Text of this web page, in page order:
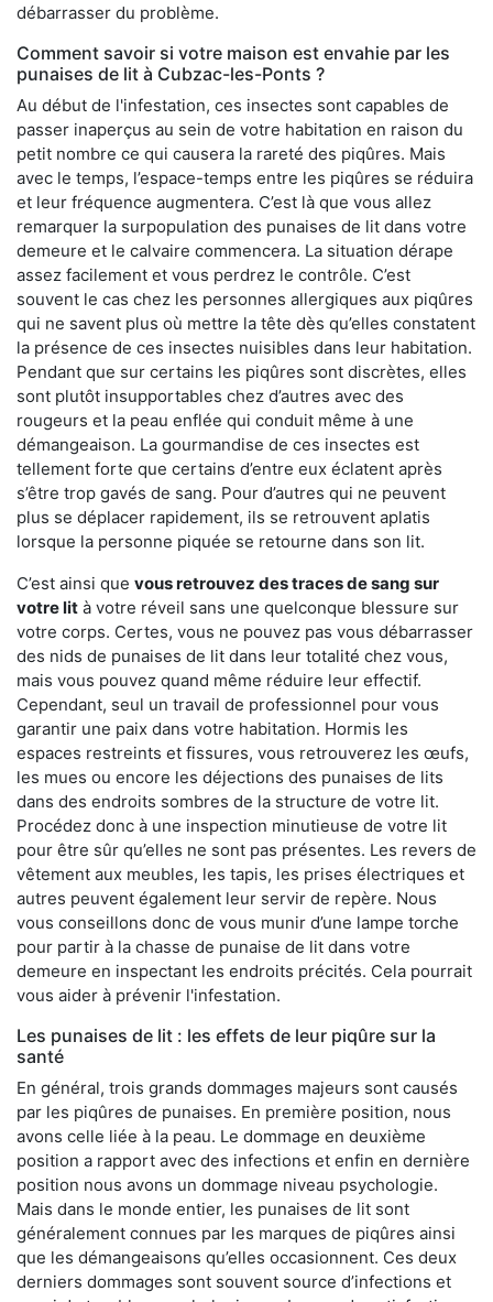
débarrasser du problème.
Comment savoir si votre maison est envahie par les
punaises de lit à Cubzac-les-Ponts ?
Au début de l'infestation, ces insectes sont capables de
passer inaperçus au sein de votre habitation en raison du
petit nombre ce qui causera la rareté des piqûres. Mais
avec le temps, l’espace-temps entre les piqûres se réduira
et leur fréquence augmentera. C’est là que vous allez
remarquer la surpopulation des punaises de lit dans votre
demeure et le calvaire commencera. La situation dérape
assez facilement et vous perdrez le contrôle. C’est
souvent le cas chez les personnes allergiques aux piqûres
qui ne savent plus où mettre la tête dès qu’elles constatent
la présence de ces insectes nuisibles dans leur habitation.
Pendant que sur certains les piqûres sont discrètes, elles
sont plutôt insupportables chez d’autres avec des
rougeurs et la peau enflée qui conduit même à une
démangeaison. La gourmandise de ces insectes est
tellement forte que certains d’entre eux éclatent après
s’être trop gavés de sang. Pour d’autres qui ne peuvent
plus se déplacer rapidement, ils se retrouvent aplatis
lorsque la personne piquée se retourne dans son lit.
C’est ainsi que vous retrouvez des traces de sang sur
votre lit à votre réveil sans une quelconque blessure sur
votre corps. Certes, vous ne pouvez pas vous débarrasser
des nids de punaises de lit dans leur totalité chez vous,
mais vous pouvez quand même réduire leur effectif.
Cependant, seul un travail de professionnel pour vous
garantir une paix dans votre habitation. Hormis les
espaces restreints et fissures, vous retrouverez les œufs,
les mues ou encore les déjections des punaises de lits
dans des endroits sombres de la structure de votre lit.
Procédez donc à une inspection minutieuse de votre lit
pour être sûr qu’elles ne sont pas présentes. Les revers de
vêtement aux meubles, les tapis, les prises électriques et
autres peuvent également leur servir de repère. Nous
vous conseillons donc de vous munir d’une lampe torche
pour partir à la chasse de punaise de lit dans votre
demeure en inspectant les endroits précités. Cela pourrait
vous aider à prévenir l'infestation.
Les punaises de lit : les effets de leur piqûre sur la
santé
En général, trois grands dommages majeurs sont causés
par les piqûres de punaises. En première position, nous
avons celle liée à la peau. Le dommage en deuxième
position a rapport avec des infections et enfin en dernière
position nous avons un dommage niveau psychologie.
Mais dans le monde entier, les punaises de lit sont
généralement connues par les marques de piqûres ainsi
que les démangeaisons qu’elles occasionnent. Ces deux
derniers dommages sont souvent source d’infections et